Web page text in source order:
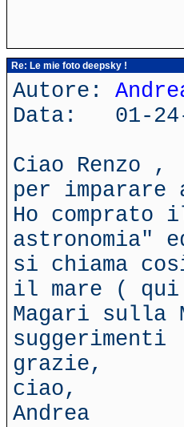
Re: Le mie foto deepsky !
Autore:
Data: 01-
Ciao Renzo ,
per imparare
Ho
si chiama
il mare (
Magari sulla
grazie,
ciao,
Andrea